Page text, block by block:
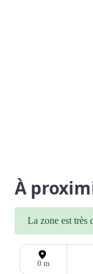
À
La zone est très
0 m